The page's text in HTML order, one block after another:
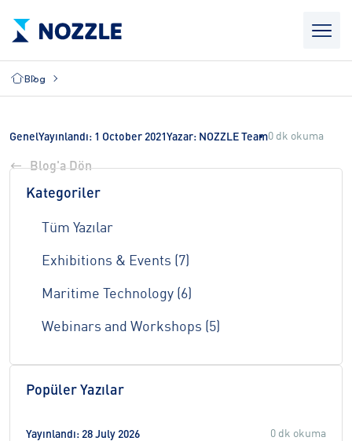
Blog
GenelYayınlandı: 1 October 2021Yazar: NOZZLE Team0 dk okuma
Blog'a Dön
Kategoriler
Tüm Yazılar
Exhibitions & Events (7)
Maritime Technology (6)
Webinars and Workshops (5)
Popüler Yazılar
Yayınlandı: 28 July 2026 0 dk okuma